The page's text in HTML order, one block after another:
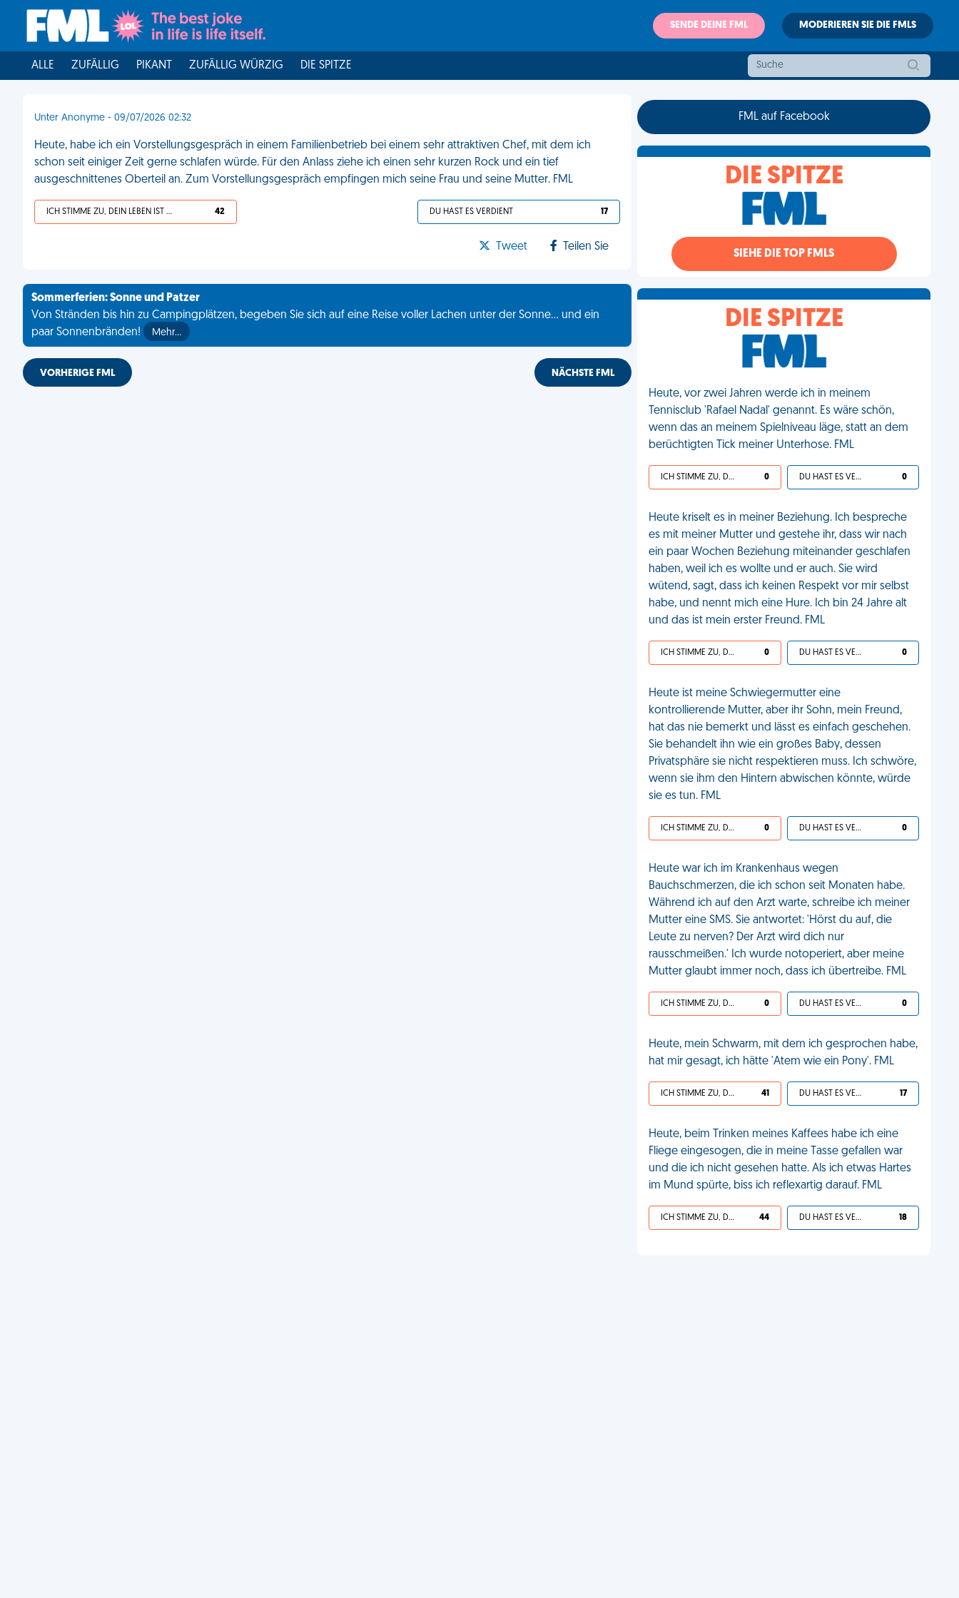
SENDE DEINE FML MODERIEREN SIE DIE FMLS
ALLE ZUFÄLLIG PIKANT ZUFÄLLIG WÜRZIG DIE SPITZE
Unter Anonyme - 09/07/2026 02:32
Heute, habe ich ein Vorstellungsgespräch in einem Familienbetrieb bei einem sehr attraktiven Chef, mit dem ich
schon seit einiger Zeit gerne schlafen würde. Für den Anlass ziehe ich einen sehr kurzen Rock und ein tief
ausgeschnittenes Oberteil an. Zum Vorstellungsgespräch empfingen mich seine Frau und seine Mutter. FML
ICH STIMME ZU, DEIN LEBEN IST SCHEISSE 42 DU HAST ES VERDIENT 17
Tweet Teilen Sie
Sommerferien: Sonne und Patzer
Von Stränden bis hin zu Campingplätzen, begeben Sie sich auf eine Reise voller Lachen unter der Sonne... und ein
paar Sonnenbränden!
Mehr…
VORHERIGE FML NÄCHSTE FML
FML auf Facebook
DIE SPITZE
SIEHE DIE TOP FMLS
DIE SPITZE
Heute, vor zwei Jahren werde ich in meinem
Tennisclub 'Rafael Nadal' genannt. Es wäre schön,
wenn das an meinem Spielniveau läge, statt an dem
berüchtigten Tick meiner Unterhose. FML
ICH STIMME ZU, DEIN LEBEN IST SCHEISSE 0 DU HAST ES VERDIENT 0
Heute kriselt es in meiner Beziehung. Ich bespreche
es mit meiner Mutter und gestehe ihr, dass wir nach
ein paar Wochen Beziehung miteinander geschlafen
haben, weil ich es wollte und er auch. Sie wird
wütend, sagt, dass ich keinen Respekt vor mir selbst
habe, und nennt mich eine Hure. Ich bin 24 Jahre alt
und das ist mein erster Freund. FML
ICH STIMME ZU, DEIN LEBEN IST SCHEISSE 0 DU HAST ES VERDIENT 0
Heute ist meine Schwiegermutter eine
kontrollierende Mutter, aber ihr Sohn, mein Freund,
hat das nie bemerkt und lässt es einfach geschehen.
Sie behandelt ihn wie ein großes Baby, dessen
Privatsphäre sie nicht respektieren muss. Ich schwöre,
wenn sie ihm den Hintern abwischen könnte, würde
sie es tun. FML
ICH STIMME ZU, DEIN LEBEN IST SCHEISSE 0 DU HAST ES VERDIENT 0
Heute war ich im Krankenhaus wegen
Bauchschmerzen, die ich schon seit Monaten habe.
Während ich auf den Arzt warte, schreibe ich meiner
Mutter eine SMS. Sie antwortet: 'Hörst du auf, die
Leute zu nerven? Der Arzt wird dich nur
rausschmeißen.' Ich wurde notoperiert, aber meine
Mutter glaubt immer noch, dass ich übertreibe. FML
ICH STIMME ZU, DEIN LEBEN IST SCHEISSE 0 DU HAST ES VERDIENT 0
Heute, mein Schwarm, mit dem ich gesprochen habe,
hat mir gesagt, ich hätte 'Atem wie ein Pony'. FML
ICH STIMME ZU, DEIN LEBEN IST SCHEISSE 41 DU HAST ES VERDIENT 17
Heute, beim Trinken meines Kaffees habe ich eine
Fliege eingesogen, die in meine Tasse gefallen war
und die ich nicht gesehen hatte. Als ich etwas Hartes
im Mund spürte, biss ich reflexartig darauf. FML
ICH STIMME ZU, DEIN LEBEN IST SCHEISSE 44 DU HAST ES VERDIENT 18